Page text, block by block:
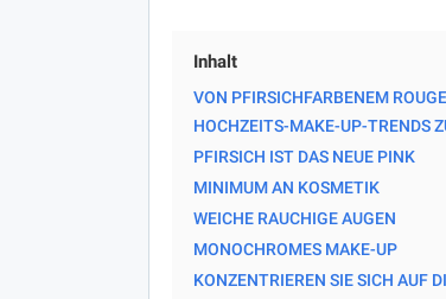
Inhalt
VON PFIRSICHFARBENEM
HOCHZEITS-MAKE-UP-TRENDS
PFIRSICH IST DAS NEUE PINK
MINIMUM AN KOSMETIK
WEICHE RAUCHIGE AUGEN
MONOCHROMES MAKE-UP
KONZENTRIEREN SIE SICH AUF